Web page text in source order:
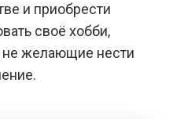
и приобрести
своё хобби,
желающие нести